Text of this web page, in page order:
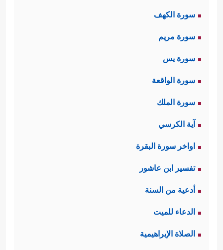
سورة الكهف
سورة مريم
سورة يس
سورة الواقعة
سورة الملك
آية الكرسي
اواخر سورة البقرة
تفسير ابن عاشور
أدعية من السنة
الدعاء للميت
الصلاة الإبراهيمية